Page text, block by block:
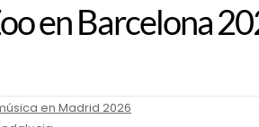
en Madrid 2026
en Barcelona